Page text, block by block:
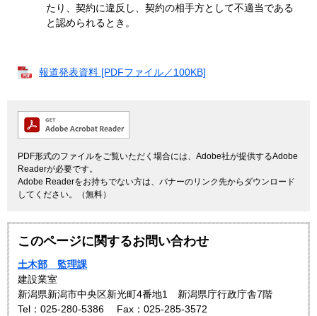
たり、契約に違反し、契約の相手方として不適当である
と認められるとき。
報道発表資料 [PDFファイル／100KB]
PDF形式のファイルをご覧いただく場合には、Adobe社が提供するAdobe
Readerが必要です。
Adobe Readerをお持ちでない方は、バナーのリンク先からダウンロード
してください。（無料）
このページに関するお問い合わせ
土木部 監理課
建設業室
新潟県新潟市中央区新光町4番地1 新潟県庁行政庁舎7階
Tel：025-280-5386
Fax：025-285-3572